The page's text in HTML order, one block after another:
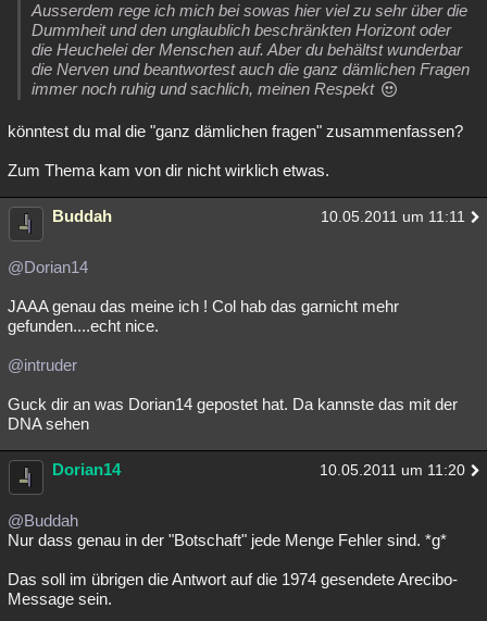
Ausserdem rege ich mich bei sowas hier viel zu sehr über die
Dummheit und den unglaublich beschränkten Horizont oder
die Heuchelei der Menschen auf. Aber du behältst wunderbar
die Nerven und beantwortest auch die ganz dämlichen Fragen
immer noch ruhig und sachlich, meinen Respekt
könntest du mal die "ganz dämlichen fragen" zusammenfassen?
Zum Thema kam von dir nicht wirklich etwas.
Buddah 10.05.2011 um 11:11
@Dorian14
JAAA genau das meine ich ! Col hab das garnicht mehr
gefunden....echt nice.
@intruder
Guck dir an was Dorian14 gepostet hat. Da kannste das mit der
DNA sehen
Dorian14 10.05.2011 um 11:20
@Buddah
Nur dass genau in der "Botschaft" jede Menge Fehler sind. *g*
Das soll im übrigen die Antwort auf die 1974 gesendete Arecibo-
Message sein.